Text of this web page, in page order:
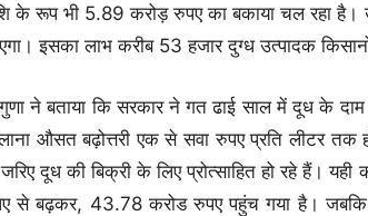
के रूप भी 5.89 करोड़ रुपए का बकाया चल रहा है।
इसका लाभ करीब 53 हजार दुग्ध उत्पादक
ने बताया कि सरकार ने गत ढाई साल में दूध के
औसत बढ़ोत्तरी एक से सवा रुपए प्रति लीटर
दूध की बिक्री के लिए प्रोत्साहित हो रहे हैं।
से बढ़कर, 43.78 करोड रुपए पहुंच गया है।